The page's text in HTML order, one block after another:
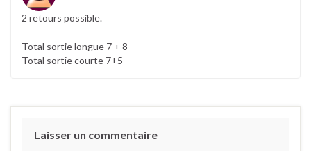
2 retours possible.
Total sortie longue 7 + 8
Total sortie courte 7+5
Laisser un commentaire